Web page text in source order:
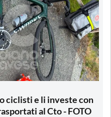
ciclisti e li investe con
al Cto - FOTO